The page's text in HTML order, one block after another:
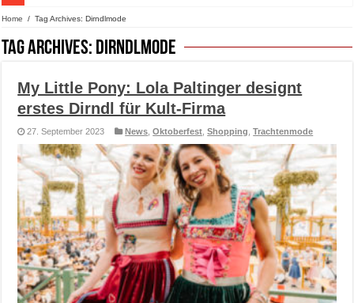
Home / Tag Archives: Dirndlmode
Tag Archives: Dirndlmode
My Little Pony: Lola Paltinger designt
erstes Dirndl für Kult-Firma
27. September 2023 News ,Oktoberfest ,Shopping ,Trachtenmode